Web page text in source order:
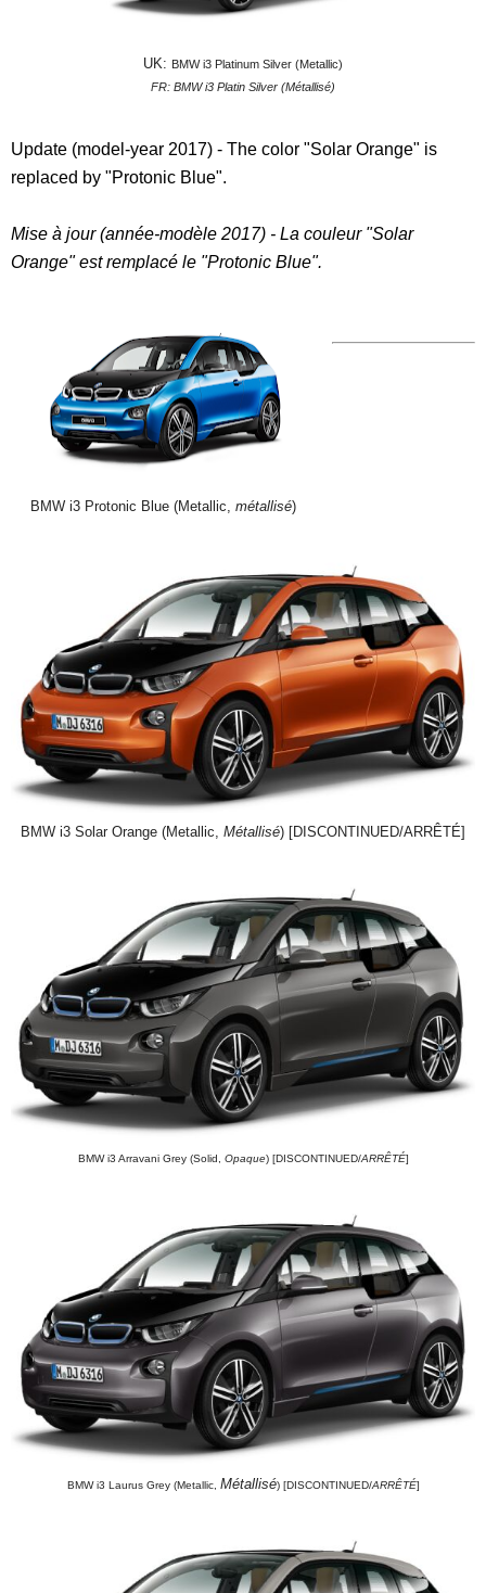
UK: BMW i3 Platinum Silver (Metallic)
FR: BMW i3 Platin Silver (Métallisé)
Update (model-year 2017) - The color "Solar Orange" is
replaced by "Protonic Blue".
Mise à jour (année-modèle 2017) - La couleur "Solar
Orange" est remplacé le "Protonic Blue".
BMW i3 Protonic Blue (Metallic, métallisé)
BMW i3 Solar Orange (Metallic, Métallisé) [DISCONTINUED/ARRÊTÉ]
BMW i3 Arravani Grey (Solid, Opaque) [DISCONTINUED/ARRÊTÉ]
BMW i3 Laurus Grey (Metallic, Métallisé) [DISCONTINUED/ARRÊTÉ]